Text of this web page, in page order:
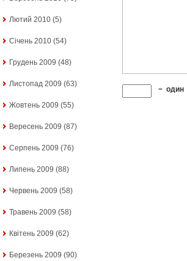
Лютий 2010 (5)
Січень 2010 (54)
Грудень 2009 (48)
Листопад 2009 (63)
Жовтень 2009 (55)
Вересень 2009 (87)
Серпень 2009 (76)
Липень 2009 (88)
Червень 2009 (58)
Травень 2009 (58)
Квітень 2009 (62)
Березень 2009 (90)
− один